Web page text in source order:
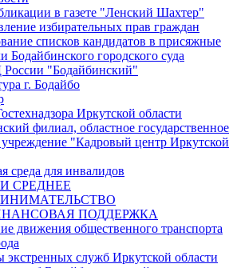
в газете "Ленский Шахтер"
избирательных прав граждан
списков кандидатов в присяжные
Бодайбинского городского суда
"Бодайбинский"
г. Бодайбо
Иркутской области
филиал, областное государственное
учреждение "Кадровый центр Иркутской
среда для инвалидов
СРЕДНЕЕ
ПОДДЕРЖКА
движения общественного транспорта
экстренных служб Иркутской области